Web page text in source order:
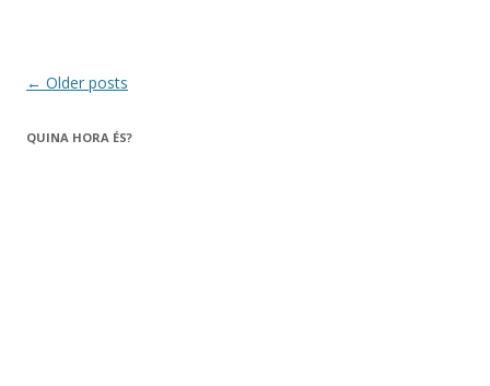
Post
← Older posts
QUINA HORA ÉS?